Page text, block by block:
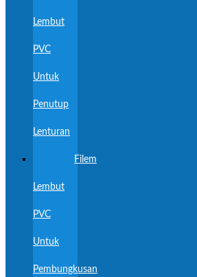
Lembut
PVC
Untuk
Penutup
Lenturan
Filem
Lembut
PVC
Untuk
Pembungkusan